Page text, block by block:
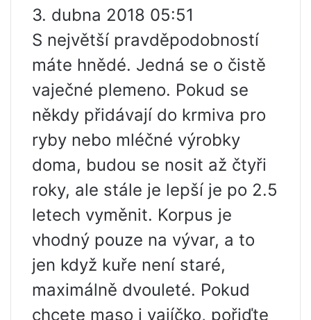
3. dubna 2018 05:51
S největší pravděpodobností
máte hnědé. Jedná se o čistě
vaječné plemeno. Pokud se
někdy přidávají do krmiva pro
ryby nebo mléčné výrobky
doma, budou se nosit až čtyři
roky, ale stále je lepší je po 2.5
letech vyměnit. Korpus je
vhodný pouze na vývar, a to
jen když kuře není staré,
maximálně dvouleté. Pokud
chcete maso i vajíčko, pořiďte